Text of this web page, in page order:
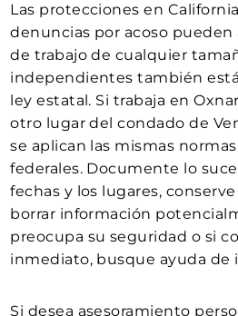
Las protecciones en
denuncias por acoso pueden
de trabajo de cualquier
independientes también
ley estatal. Si trabaja en
otro lugar del condado de
se aplican las mismas
federales. Documente lo
fechas y los lugares,
borrar información
preocupa su seguridad o si
inmediato, busque ayuda de
Si desea asesoramiento